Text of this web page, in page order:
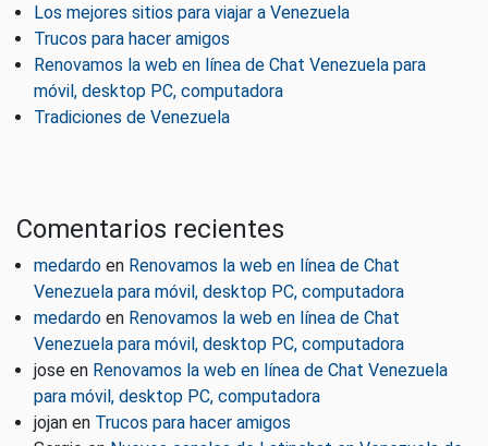
Los mejores sitios para viajar a Venezuela
Trucos para hacer amigos
Renovamos la web en línea de Chat Venezuela para
móvil, desktop PC, computadora
Tradiciones de Venezuela
Comentarios recientes
medardo en Renovamos la web en línea de Chat
Venezuela para móvil, desktop PC, computadora
medardo en Renovamos la web en línea de Chat
Venezuela para móvil, desktop PC, computadora
jose en Renovamos la web en línea de Chat Venezuela
para móvil, desktop PC, computadora
jojan en Trucos para hacer amigos